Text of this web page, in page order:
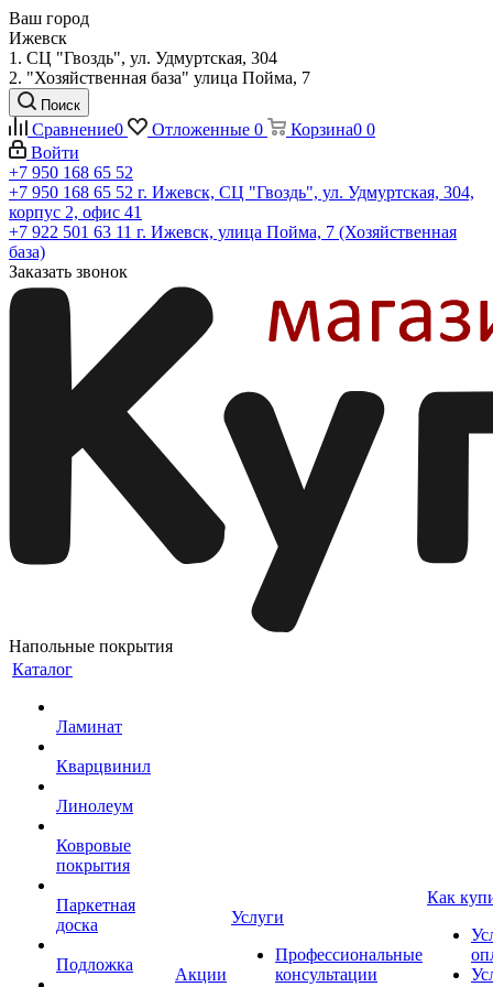
Ваш город
Ижевск
1. СЦ "Гвоздь", ул. Удмуртская, 304
2. "Хозяйственная база" улица Пойма, 7
Поиск
Сравнение0 Отложенные 0 Корзина0 0
Войти
+7 950 168 65 52
+7 950 168 65 52 г. Ижевск, СЦ "Гвоздь", ул. Удмуртская, 304,
корпус 2, офис 41
+7 922 501 63 11 г. Ижевск, улица Пойма, 7 (Хозяйственная
база)
Заказать звонок
Напольные покрытия
Каталог
Ламинат
Кварцвинил
Линолеум
Ковровые
покрытия
Паркетная
доска
Подложка
Акции
Услуги
Профессиональные
консультации
Как